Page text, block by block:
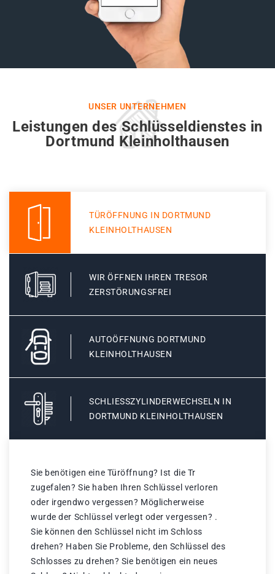
UNSER UNTERNEHMEN
Leistungen des Schlüsseldienstes in
Dortmund Kleinholthausen
TÜRÖFFNUNG IN DORTMUND
KLEINHOLTHAUSEN
WIR ÖFFNEN IHREN TRESOR
ZERSTÖRUNGSFREI
AUTOÖFFNUNG DORTMUND
KLEINHOLTHAUSEN
SCHLIESSZYLINDERWECHSELN IN D
ORTMUND KLEINHOLTHAUSEN
Sie benötigen eine Türöffnung? Ist die Tr
zugefalen? Sie haben Ihren Schlüssel verloren
oder irgendwo vergessen? Möglicherweise
wurde der Schlüssel verlegt oder vergessen? .
Sie können den Schlüssel nicht im Schloss
drehen? Haben Sie Probleme, den Schlüssel des
Schlosses zu drehen? Sie benötigen ein neues